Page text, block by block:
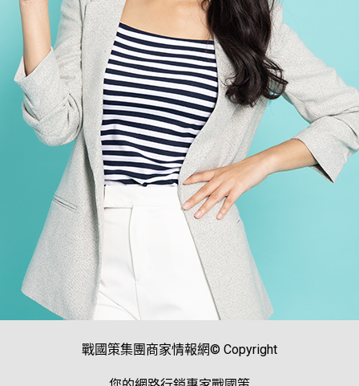
戰國策集團商家情報網© Copyright